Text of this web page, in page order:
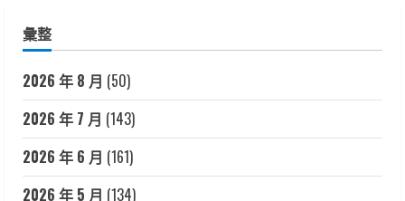
彙整
2026 年 8 月 (50)
2026 年 7 月 (143)
2026 年 6 月 (161)
2026 年 5 月 (134)